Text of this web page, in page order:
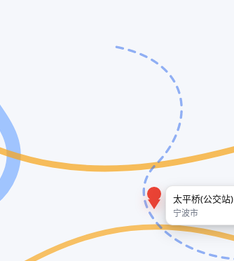
太平桥(公交站)
宁波市